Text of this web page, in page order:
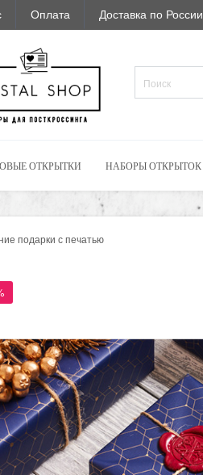
Оплата Доставка по России
ОТКРЫТКИ НАБОРЫ ОТКРЫТОК
подарки с печатью